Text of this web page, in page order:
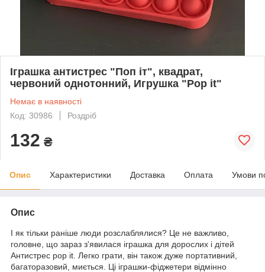
Іграшка антистрес "Поп іт", квадрат,
червоний однотонний, Игрушка "Pop it"
Немає в наявності
Код: 30986
Роздріб
132 ₴
Опис Характеристики Доставка Оплата Умови
Опис
І як тільки раніше люди розслаблялися? Це не важливо,
головне, що зараз з'явилася іграшка для дорослих і дітей
Антистрес pop it. Легко грати, він також дуже портативний,
багаторазовий, миється. Ці іграшки-фіджетери відмінно